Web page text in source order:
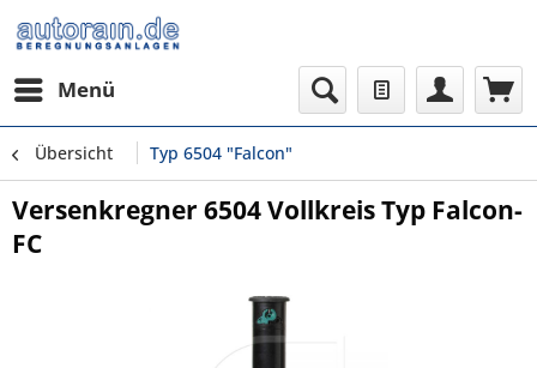
Menü
Übersicht Typ 6504 "Falcon"
Versenkregner 6504 Vollkreis Typ Falcon-
FC